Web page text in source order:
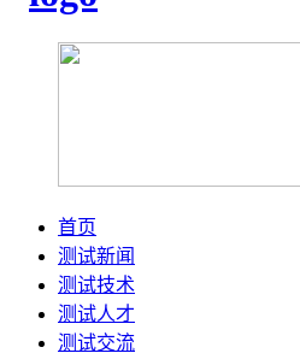
首页
测试新闻
测试技术
测试人才
测试交流